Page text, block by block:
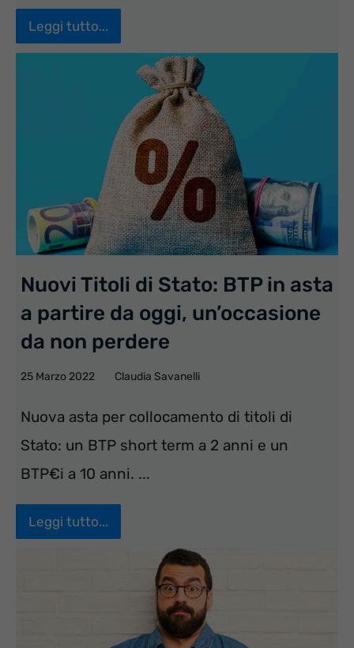
Leggi tutto...
Nuovi Titoli di Stato: BTP in asta
a partire da oggi, un’occasione
da non perdere
25 Marzo 2022 Claudia Savanelli
Nuova asta per collocamento di titoli di
Stato: un BTP short term a 2 anni e un
BTP€i a 10 anni. ...
Leggi tutto...